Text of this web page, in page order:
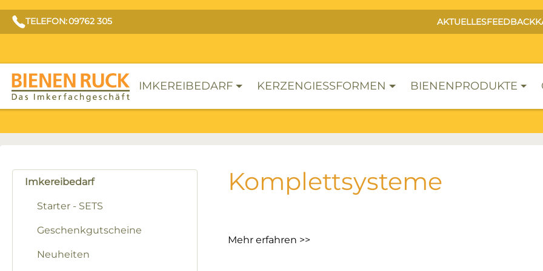
TELEFON: 09762 305 AKTUELLESFEEDBACK
IMKEREIBEDARF KERZENGIESSFORMEN BIENENPRODUKTE
Imkereibedarf
Starter - SETS
Geschenkgutscheine
Neuheiten
Komplettsysteme
Mehr erfahren >>